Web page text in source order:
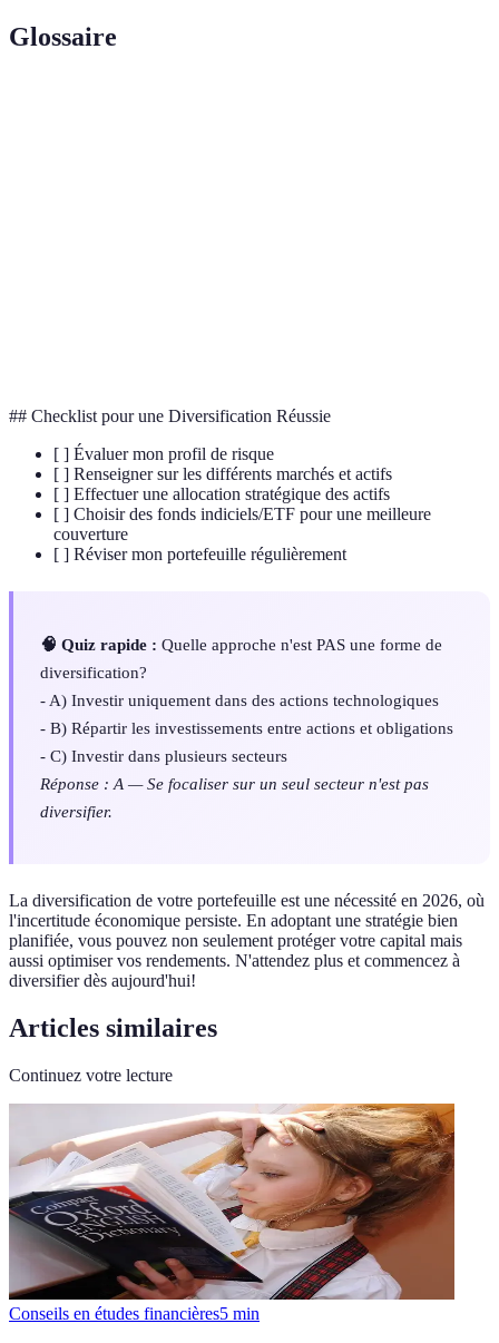
Glossaire
## Checklist pour une Diversification Réussie
[ ] Évaluer mon profil de risque
[ ] Renseigner sur les différents marchés et actifs
[ ] Effectuer une allocation stratégique des actifs
[ ] Choisir des fonds indiciels/ETF pour une meilleure
couverture
[ ] Réviser mon portefeuille régulièrement
🧠 Quiz rapide : Quelle approche n'est PAS une forme de
diversification?
- A) Investir uniquement dans des actions technologiques
- B) Répartir les investissements entre actions et obligations
- C) Investir dans plusieurs secteurs
Réponse : A — Se focaliser sur un seul secteur n'est pas
diversifier.
La diversification de votre portefeuille est une nécessité en 2026, où
l'incertitude économique persiste. En adoptant une stratégie bien
planifiée, vous pouvez non seulement protéger votre capital mais
aussi optimiser vos rendements. N'attendez plus et commencez à
diversifier dès aujourd'hui!
Articles similaires
Continuez votre lecture
Conseils en études financières5 min